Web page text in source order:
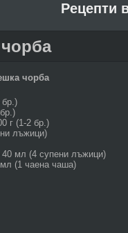
Рецепти
чорба
бр.)
г (1-2 бр.)
лъжици)
40 мл (4 супени лъжици)
(1 чаена чаша)